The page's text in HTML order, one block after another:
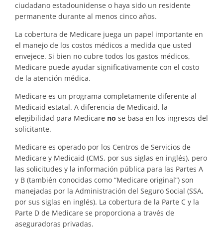
ciudadano estadounidense o haya sido un residente
permanente durante al menos cinco años.
La cobertura de Medicare juega un papel importante en
el manejo de los costos médicos a medida que usted
envejece. Si bien no cubre todos los gastos médicos,
Medicare puede ayudar significativamente con el costo
de la atención médica.
Medicare es un programa completamente diferente al
Medicaid estatal. A diferencia de Medicaid, la
elegibilidad para Medicare no se basa en los ingresos del
solicitante.
Medicare es operado por los Centros de Servicios de
Medicare y Medicaid (CMS, por sus siglas en inglés), pero
las solicitudes y la información pública para las Partes A
y B (también conocidas como “Medicare original”) son
manejadas por la Administración del Seguro Social (SSA,
por sus siglas en inglés). La cobertura de la Parte C y la
Parte D de Medicare se proporciona a través de
aseguradoras privadas.